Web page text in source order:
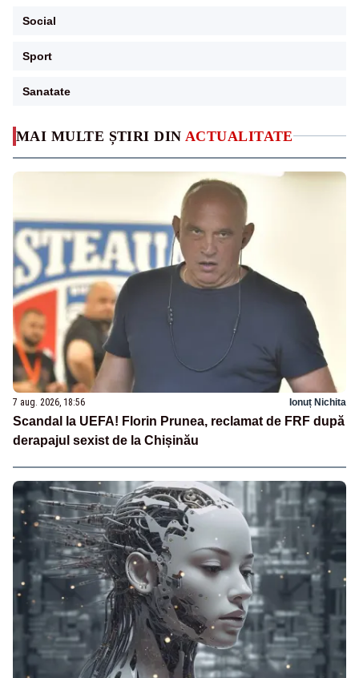
MAI MULTE ȘTIRI DIN ACTUALITATE
7 aug. 2026, 18:56 Ionuț Nichita
Scandal la UEFA! Florin Prunea, reclamat de FRF după
derapajul sexist de la Chișinău
Social
Sport
Sanatate